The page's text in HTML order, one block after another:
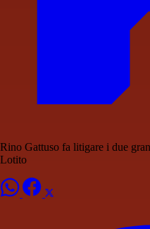
Rino Gattuso fa litigare i due
Lotito